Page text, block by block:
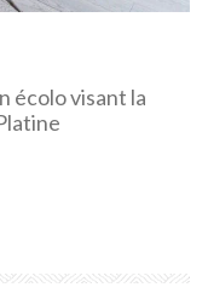
écolo visant la